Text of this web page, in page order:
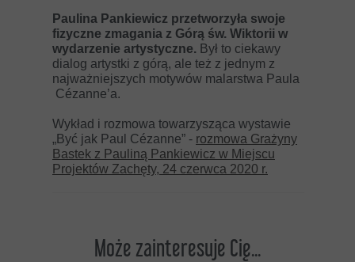
Paulina Pankiewicz przetworzyła swoje
fizyczne zmagania z Górą św. Wiktorii w
wydarzenie artystyczne. Był to ciekawy
dialog artystki z górą, ale też z jednym z
najważniejszych motywów malarstwa Paula
Cézanne’a.
Wykład i rozmowa towarzysząca wystawie
„Być jak Paul Cézanne” - rozmowa Grażyny
Bastek z Pauliną Pankiewicz w Miejscu
Projektów Zachęty, 24 czerwca 2020 r.
Może zainteresuje Cię...